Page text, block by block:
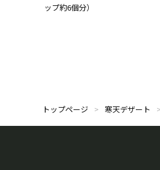
ップ約6個分）
トップページ 寒天デザート